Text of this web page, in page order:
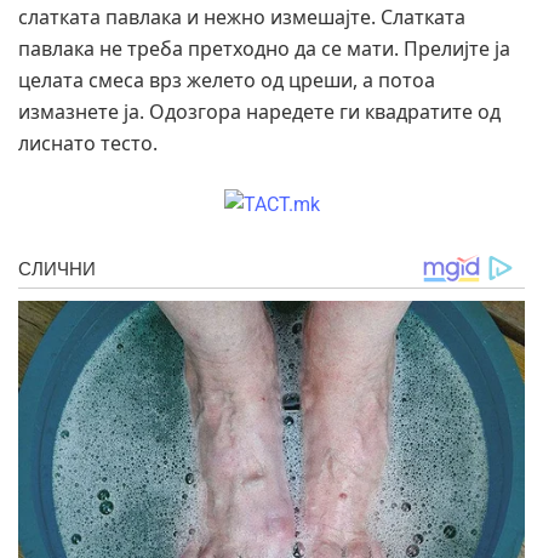
слатката павлака и нежно измешајте. Слатката
павлака не треба претходно да се мати. Прелијте ја
целата смеса врз желето од цреши, а потоа
измазнете ја. Одозгора наредете ги квадратите од
лиснато тесто.